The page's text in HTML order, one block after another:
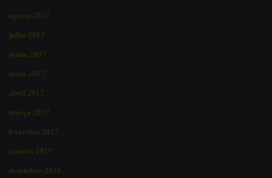
agosto 2017
julho 2017
junho 2017
maio 2017
abril 2017
março 2017
fevereiro 2017
janeiro 2017
dezembro 2016